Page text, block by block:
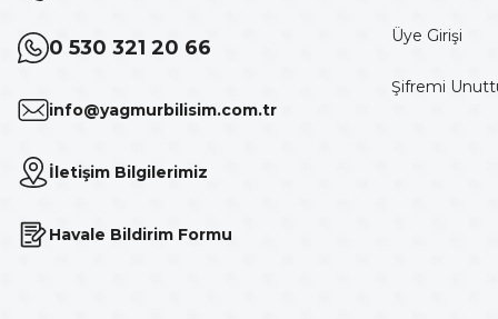
0 530 321 20 66
info@yagmurbilisim.com.tr
İletişim Bilgilerimiz
Havale Bildirim Formu
Üye Girişi
Şifremi